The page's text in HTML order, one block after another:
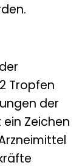
Tropfen
der
Zeichen